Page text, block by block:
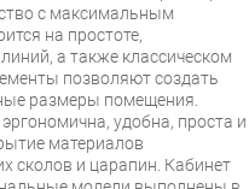
с максимальным
на простоте,
а также классическом
позволяют создать
размеры помещения.
удобна, проста и
материалов
сколов и царапин. Кабинет